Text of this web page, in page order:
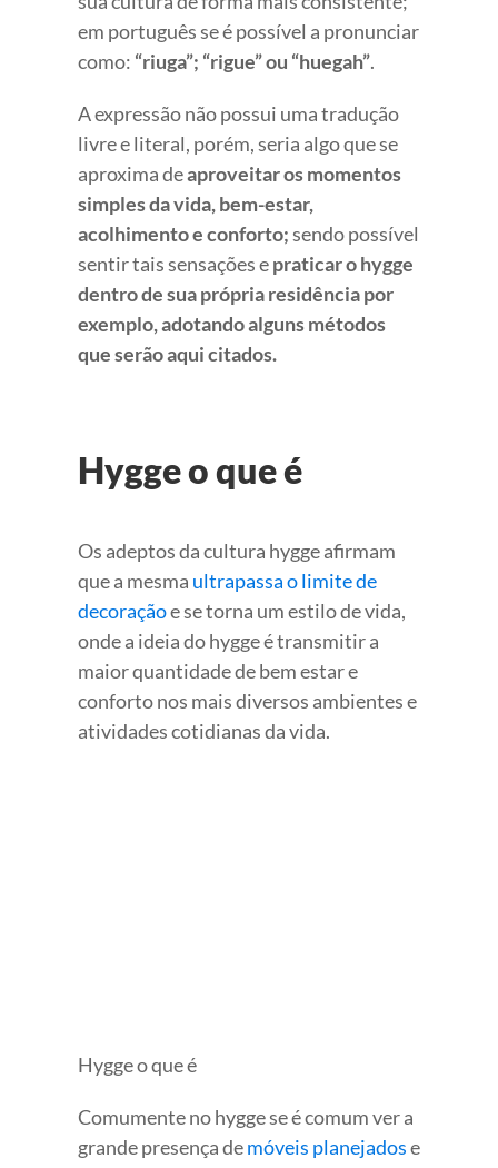
em português se é possível a pronunciar
como: “riuga”; “rigue” ou “huegah”.
A expressão não possui uma tradução
livre e literal, porém, seria algo que se
aproxima deaproveitar os momentos
simples da vida, bem-estar,
acolhimento e conforto;sendo possível
sentir tais sensações epraticar o hygge
dentro de sua própria residência por
exemplo, adotando alguns métodos
que serão aqui citados.
Hygge o que é
Os adeptos da cultura hygge afirmam
que a mesma ultrapassa o limite de
decoraçãoe se torna um estilo de vida,
onde a ideia do hygge é transmitir a
maior quantidade de bem estar e
conforto nos mais diversos ambientes e
atividades cotidianas da vida.
Hygge o que é
Comumente no hygge se é comum ver a
grande presença demóveis planejadose